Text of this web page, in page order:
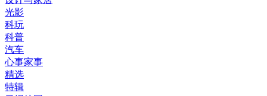
光影
科玩
科普
汽车
心事家事
精选
特辑